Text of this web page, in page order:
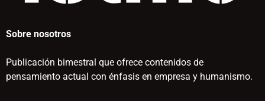
Sobre nosotros
Publicación bimestral que ofrece contenidos de
pensamiento actual con énfasis en empresa y humanismo.